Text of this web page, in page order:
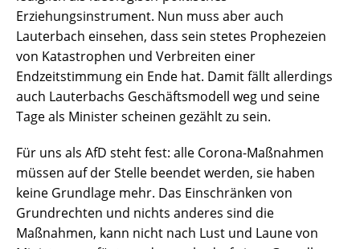
Erziehungsinstrument. Nun muss aber auch
Lauterbach einsehen, dass sein stetes Prophezeien
von Katastrophen und Verbreiten einer
Endzeitstimmung ein Ende hat. Damit fällt allerdings
auch Lauterbachs Geschäftsmodell weg und seine
Tage als Minister scheinen gezählt zu sein.
Für uns als AfD steht fest: alle Corona-Maßnahmen
müssen auf der Stelle beendet werden, sie haben
keine Grundlage mehr. Das Einschränken von
Grundrechten und nichts anderes sind die
Maßnahmen, kann nicht nach Lust und Laune von